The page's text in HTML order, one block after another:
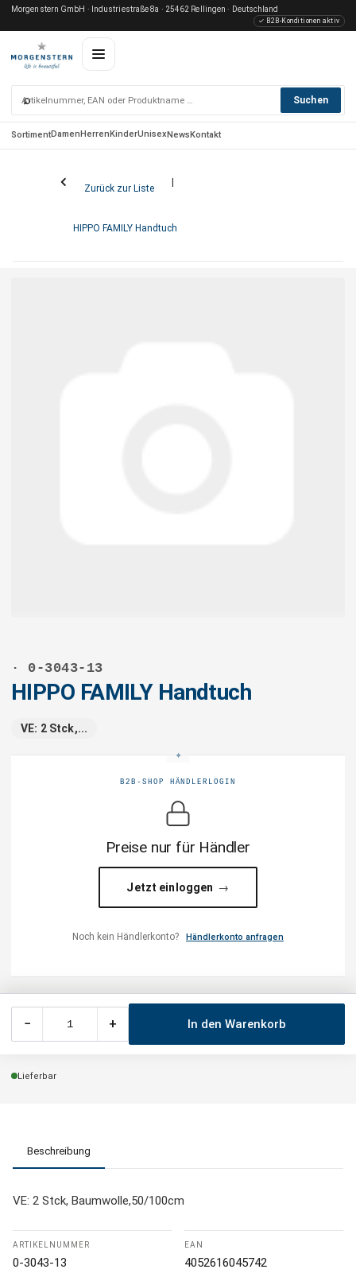
Morgenstern GmbH · Industriestraße 8a · 25462 Rellingen · Deutschland
✓ B2B-Konditionen aktiv
⌕ Suchen
SortimentDamenHerrenKinderUnisexNewsKontakt
Zurück zur Liste
HIPPO FAMILY Handtuch
· 0-3043-13
HIPPO FAMILY Handtuch
VE: 2 Stck,...
B2B-SHOP HÄNDLERLOGIN
Preise nur für Händler
Jetzt einloggen
Noch kein Händlerkonto? Händlerkonto anfragen
− + In den Warenkorb
Lieferbar
Beschreibung
VE: 2 Stck, Baumwolle,50/100cm
ARTIKELNUMMER
0-3043-13
EAN
4052616045742